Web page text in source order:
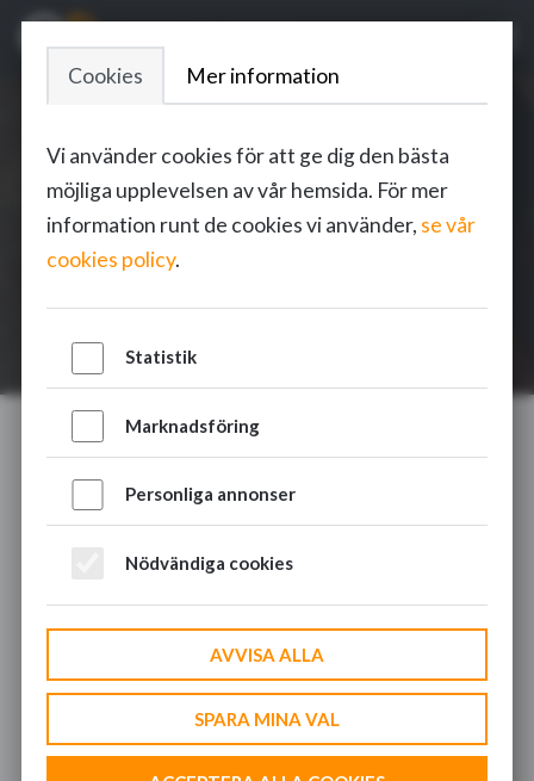
Cookies Mer information
Vi använder cookies för att ge dig den bästa
möjliga upplevelsen av vår hemsida. För mer
information runt de cookies vi använder, se vår
cookies policy.
Statistik
Marknadsföring
Personliga annonser
Nödvändiga cookies
AVVISA ALLA
SPARA MINA VAL
Mondo by Defunc
Webbutveckling
Mondo by Defunc / Stockholm
Webbutveckling till Mondo by Defunc som med
sin release av deras nya Over-Ear och On-Ear har
fått en ny grafisk identitet med ett helt nytt
uttryck: Own your sound! Vi på Great Graphics